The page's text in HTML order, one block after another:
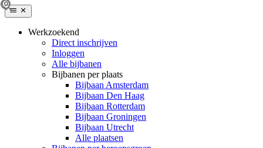
Werkzoekend
Direct inschrijven
Inloggen
Alle bijbanen
Bijbanen per plaats
Bijbaan Amsterdam
Bijbaan Den Haag
Bijbaan Rotterdam
Bijbaan Groningen
Bijbaan Utrecht
Alle plaatsen